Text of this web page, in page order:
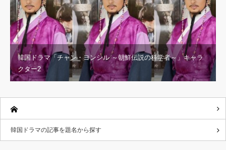
韓国ドラマ「チャン・ヨンシル ～朝鮮伝説の科学者～」キャラ
クター2
韓国ドラマの記事を題名から探す